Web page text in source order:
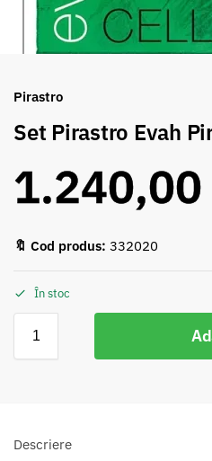
Pirastro
Set Pirastro Evah
1.240,00
🔖 Cod produs: 332020
În stoc
Descriere